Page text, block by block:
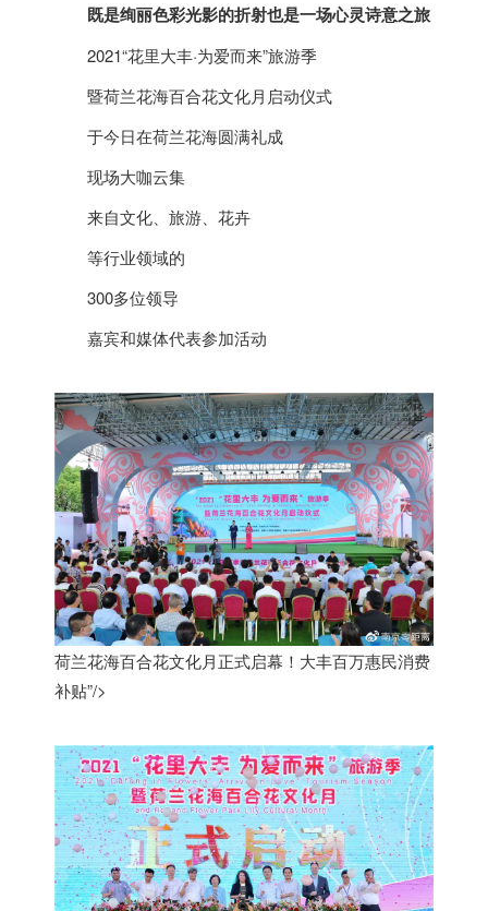
既是绚丽色彩光影的折射也是一场心灵诗意之旅
2021“花里大丰·为爱而来”旅游季
暨荷兰花海百合花文化月启动仪式
于今日在荷兰花海圆满礼成
现场大咖云集
来自文化、旅游、花卉
等行业领域的
300多位领导
嘉宾和媒体代表参加活动
荷兰花海百合花文化月正式启幕！大丰百万惠民消费
补贴”/>